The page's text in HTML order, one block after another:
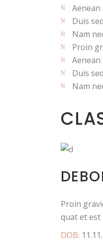
Duis
Nam
Proin
Duis
Nam
Proin
quat et est
DOB: